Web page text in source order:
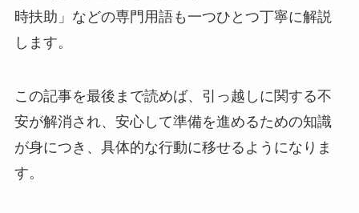
時扶助」などの専門用語も一つひとつ丁寧に解説
します。
この記事を最後まで読めば、引っ越しに関する不
安が解消され、安心して準備を進めるための知識
が身につき、具体的な行動に移せるようになりま
す。